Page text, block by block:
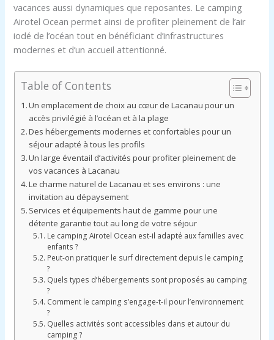
vacances aussi dynamiques que reposantes. Le camping
Airotel Ocean permet ainsi de profiter pleinement de l’air
iodé de l’océan tout en bénéficiant d’infrastructures
modernes et d’un accueil attentionné.
Table of Contents
Un emplacement de choix au cœur de Lacanau pour un
accès privilégié à l’océan et à la plage
Des hébergements modernes et confortables pour un
séjour adapté à tous les profils
Un large éventail d’activités pour profiter pleinement de
vos vacances à Lacanau
Le charme naturel de Lacanau et ses environs : une
invitation au dépaysement
Services et équipements haut de gamme pour une
détente garantie tout au long de votre séjour
Le camping Airotel Ocean est-il adapté aux familles avec
enfants ?
Peut-on pratiquer le surf directement depuis le camping
?
Quels types d’hébergements sont proposés au camping
?
Comment le camping s’engage-t-il pour l’environnement
?
Quelles activités sont accessibles dans et autour du
camping ?